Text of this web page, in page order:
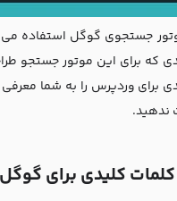
موتور جستجوی گوگل
که برای این موتور جستجو
برای وردپرس را به شما
ندهید.
کلیدی برای گوگل